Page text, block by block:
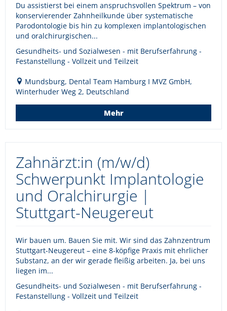
Du assistierst bei einem anspruchsvollen Spektrum – von
konservierender Zahnheilkunde über systematische
Parodontologie bis hin zu komplexen implantologischen
und oralchirurgischen...
Gesundheits- und Sozialwesen - mit Berufserfahrung -
Festanstellung - Vollzeit und Teilzeit
Mundsburg, Dental Team Hamburg I MVZ GmbH,
Winterhuder Weg 2, Deutschland
Mehr
Zahnärzt:in (m/w/d)
Schwerpunkt Implantologie
und Oralchirurgie |
Stuttgart-Neugereut
Wir bauen um. Bauen Sie mit. Wir sind das Zahnzentrum
Stuttgart-Neugereut – eine 8-köpfige Praxis mit ehrlicher
Substanz, an der wir gerade fleißig arbeiten. Ja, bei uns
liegen im...
Gesundheits- und Sozialwesen - mit Berufserfahrung -
Festanstellung - Vollzeit und Teilzeit